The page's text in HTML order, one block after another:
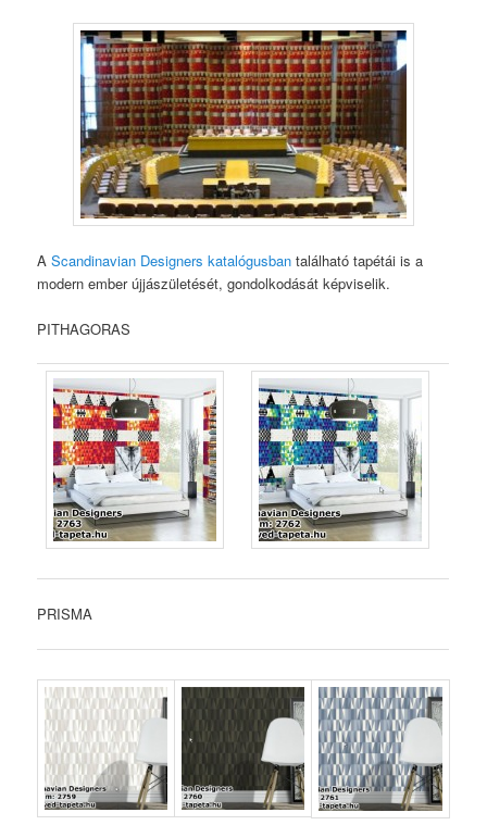
AScandinavian Designers katalógusban található tapétái is a
modern ember újjászületését, gondolkodását képviselik.
PITHAGORAS
PRISMA